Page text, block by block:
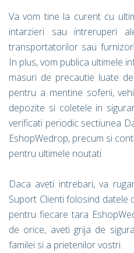
Va vom tine la curent cu
intarzieri sau intreruperi
transportatorilor sau
In plus, vom publica ultimele
masuri de precautie luate
pentru a mentine soferii,
depozite si coletele in
verificati periodic sectiunea
EshopWedrop, precum si
pentru ultimele noutati.
Daca aveti intrebari, va
Suport Clienti folosind datele
pentru fiecare tara
de orice, aveti grija de
familei si a prietenilor vostri.